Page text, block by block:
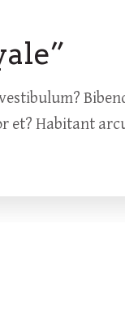
Habitant